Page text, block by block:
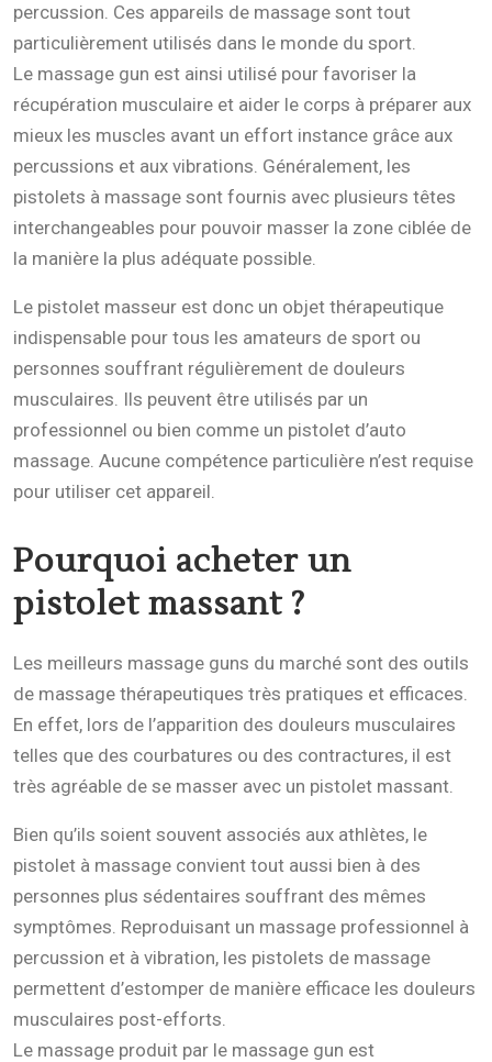
percussion. Ces appareils de massage sont tout
particulièrement utilisés dans le monde du sport.
Le massage gun est ainsi utilisé pour favoriser la
récupération musculaire et aider le corps à préparer aux
mieux les muscles avant un effort instance grâce aux
percussions et aux vibrations. Généralement, les
pistolets à massage sont fournis avec plusieurs têtes
interchangeables pour pouvoir masser la zone ciblée de
la manière la plus adéquate possible.
Le pistolet masseur est donc un objet thérapeutique
indispensable pour tous les amateurs de sport ou
personnes souffrant régulièrement de douleurs
musculaires. Ils peuvent être utilisés par un
professionnel ou bien comme un pistolet d’auto
massage. Aucune compétence particulière n’est requise
pour utiliser cet appareil.
Pourquoi acheter un
pistolet massant ?
Les meilleurs massage guns du marché sont des outils
de massage thérapeutiques très pratiques et efficaces.
En effet, lors de l’apparition des douleurs musculaires
telles que des courbatures ou des contractures, il est
très agréable de se masser avec un pistolet massant.
Bien qu’ils soient souvent associés aux athlètes, le
pistolet à massage convient tout aussi bien à des
personnes plus sédentaires souffrant des mêmes
symptômes. Reproduisant un massage professionnel à
percussion et à vibration, les pistolets de massage
permettent d’estomper de manière efficace les douleurs
musculaires post-efforts.
Le massage produit par le massage gun est